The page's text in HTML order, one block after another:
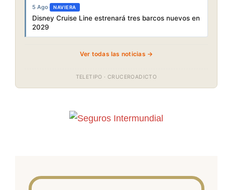
5 Ago· NAVIERA
Disney Cruise Line estrenará tres barcos nuevos en
2029
Ver todas las noticias →
TELETIPO · CRUCEROADICTO